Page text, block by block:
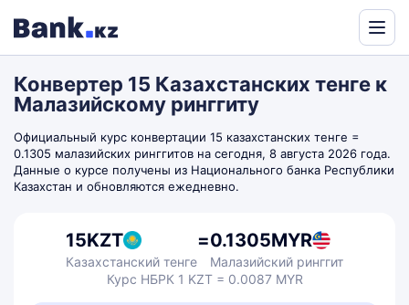
by
Translate
Конвертер 15 Казахстанских тенге к
Малазийскому ринггиту
Официальный курс конвертации 15 казахстанских тенге =
0.1305 малазийских ринггитов на сегодня, 8 августа 2026 года.
Данные о курсе получены из Национального банка Республики
Казахстан и обновляются ежедневно.
15KZT
Казахстанский тенге
=0.1305MYR
Малазийский ринггит
Курс НБРК 1 KZT = 0.0087 MYR